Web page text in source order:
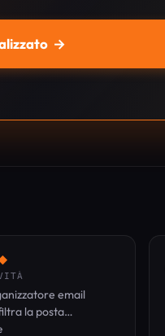
→
email
la posta
i mittenti molesti e